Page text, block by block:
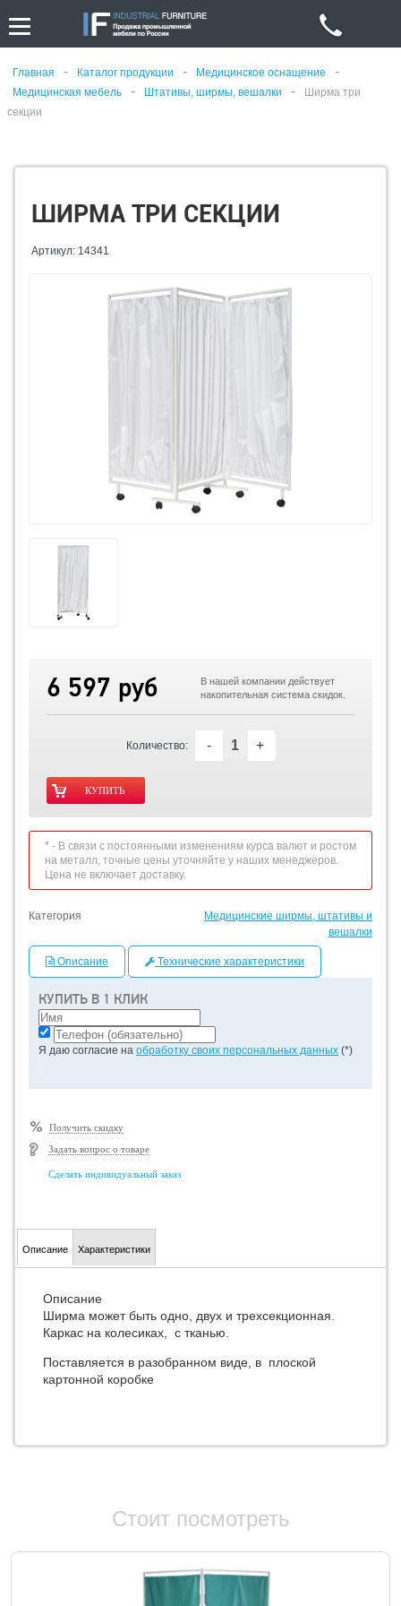
Главная - Каталог продукции - Медицинское оснащение -
Медицинская мебель - Штативы, ширмы, вешалки -
Ширма три
секции
ШИРМА ТРИ СЕКЦИИ
Артикул: 14341
КУПИТЬ В 1 КЛИК
Я даю согласие на обработку своих персональных данных (*)
Получить скидку
Задать вопрос о товаре
Сделать индивидуальный заказ
6 597 руб
В нашей компании действует
накопительная система скидок.
Количество: - +
* - В связи с постоянными изменениям курса валют и ростом
на металл, точные цены уточняйте у наших менеджеров.
Цена не включает доставку.
Категория
Медицинские ширмы, штативы и
вешалки
Описание Технические характеристики
Описание Характеристики
Описание
Ширма может быть одно, двух и трехсекционная.
Каркас на колесиках, с тканью.
Поставляется в разобранном виде, в плоской
картонной коробке
Стоит посмотреть